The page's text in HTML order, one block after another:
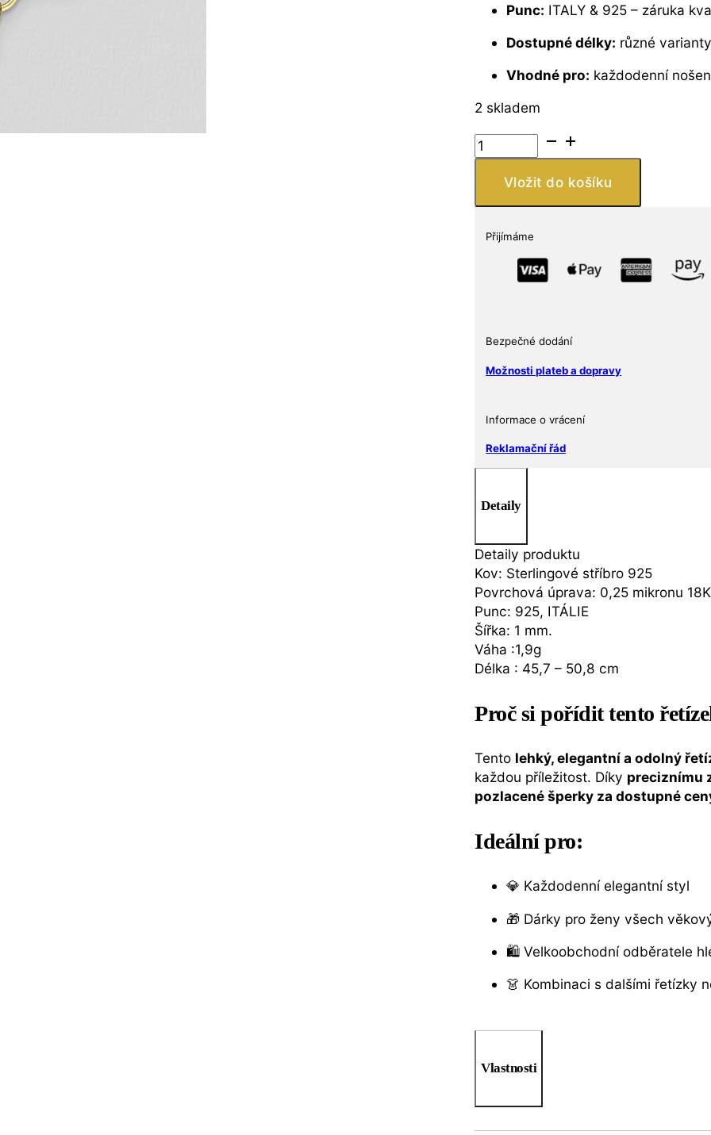
Punc: ITALY & 925 – záruka
Dostupné délky: různé
Vhodné pro: každodenní
2 skladem
Řetízek
ze
stříbra
18kt
mikronu,
šířka
délka
45,7
cm
Vložit do košíku
Přijímáme
Bezpečné dodání
Možnosti plateb a dopravy
Informace o vrácení
Reklamační řád
Detaily
Detaily produktu
Kov: Sterlingové stříbro 925
Povrchová úprava: 0,25 mikronu
Punc: 925, ITÁLIE
Šířka: 1 mm.
Váha :1,9g
Délka : 45,7 – 50,8 cm
Proč si pořídit tento
Tento lehký, elegantní a odolný
každou příležitost. Díky preciznímu
pozlacené šperky za dostupné
Ideální pro:
💎 Každodenní elegantní styl
🎁 Dárky pro ženy všech
🛍️ Velkoobchodní odběratele
👗 Kombinaci s dalšími řetízky
Vlastnosti